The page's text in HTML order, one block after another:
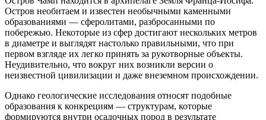
Остров необитаем и известен необычными каменными
образованиями — сферолитами, разбросанными по
побережью. Некоторые из сфер достигают нескольких метров
в диаметре и выглядят настолько правильными, что при
первом взгляде их легко принять за рукотворные объекты.
Неудивительно, что вокруг них возникли версии о
неизвестной цивилизации и даже внеземном происхождении.
Однако геологические исследования относят подобные
образования к конкрециям — структурам, которые
формируются внутри осадочных пород в результате